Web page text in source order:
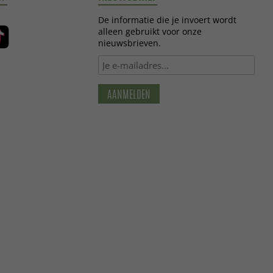
De informatie die je invoert wordt
alleen gebruikt voor onze
nieuwsbrieven.
AANMELDEN